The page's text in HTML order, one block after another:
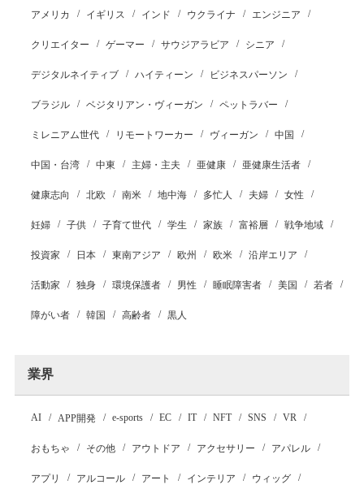
アメリカ イギリス インド ウクライナ エンジニア
クリエイター ゲーマー サウジアラビア シニア
デジタルネイティブ ハイティーン ビジネスパーソン
ブラジル ベジタリアン・ヴィーガン ペットラバー
ミレニアム世代 リモートワーカー ヴィーガン 中国
中国・台湾 中東 主婦・主夫 亜健康 亜健康生活者
健康志向 北欧 南米 地中海 多忙人 夫婦 女性
妊婦 子供 子育て世代 学生 家族 富裕層 戦争地域
投資家 日本 東南アジア 欧州 欧米 沿岸エリア
活動家 独身 環境保護者 男性 睡眠障害者 美国 若者
障がい者 韓国 高齢者 黒人
業界
AI APP開発 e-sports EC IT NFT SNS VR
おもちゃ その他 アウトドア アクセサリー アパレル
アプリ アルコール アート インテリア ウィッグ